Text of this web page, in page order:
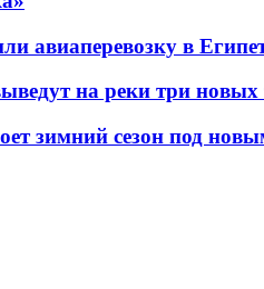
авиаперевозку в
на реки три новых
зимний сезон под